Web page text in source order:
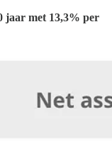
jaar met 13,3% per